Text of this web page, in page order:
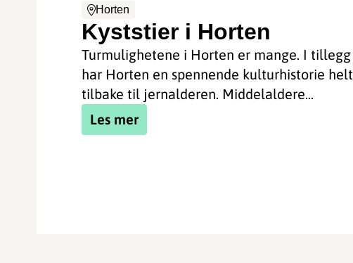
Horten
Kyststier i Horten
Turmulighetene i Horten er mange. I tillegg
har Horten en spennende kulturhistorie helt
tilbake til jernalderen. Middelaldere...
Les mer